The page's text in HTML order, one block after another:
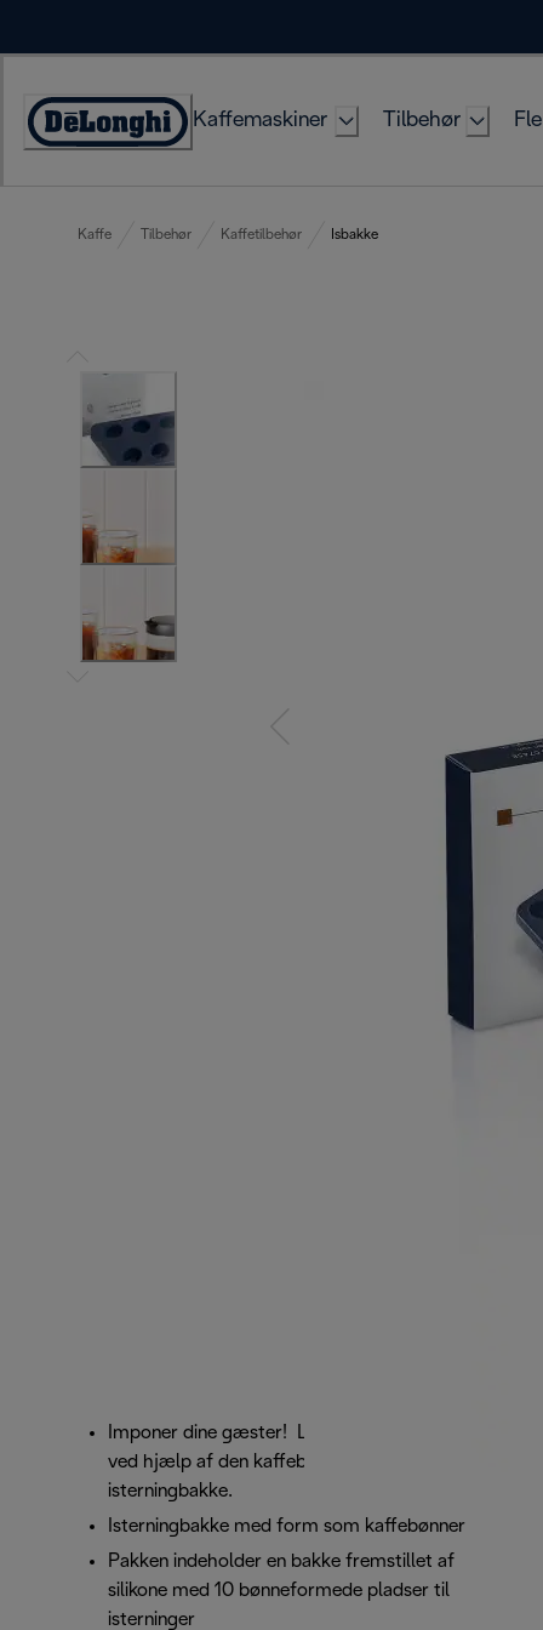
Accessibility
Kaffemaskiner Tilbehør
Kaffe Tilbehør Kaffetilbehør Isbakke
Imponer dine gæster! Lav iskaffe med et twist
ved hjælp af den kaffebønneformede
isterningbakke.
Isterningbakke med form som kaffebønner
Pakken indeholder en bakke fremstillet af
silikone med 10 bønneformede pladser til
isterninger